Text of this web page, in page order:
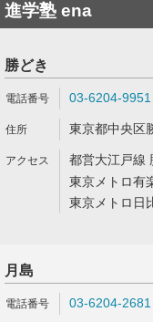
進学塾 ena
勝どき
03-6204-9951
東京都中央区
都営大江戸線
東京メトロ有
東京メトロ日
月島
03-6204-2681